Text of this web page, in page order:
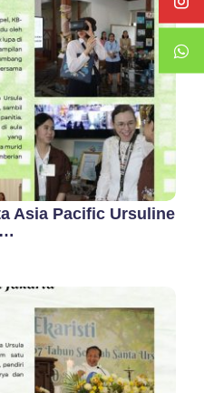
Asia Pacific Ursuline